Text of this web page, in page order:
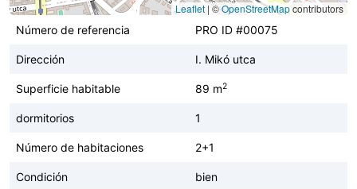
Leaflet |©OpenStreetMapcontributors
Número de referencia
PRO ID #00075
Dirección I. Mikó utca
Superficie habitable 89 m2
dormitorios 1
Número de habitaciones 2+1
Condición bien